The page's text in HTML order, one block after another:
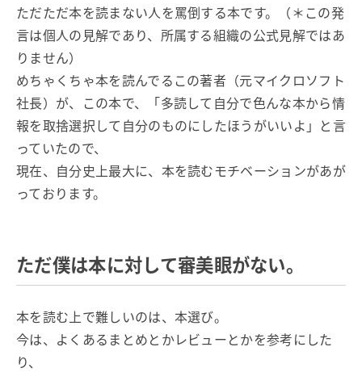
ただただ本を読まない人を罵倒する本です。（＊この発
言は個人の見解であり、所属する組織の公式見解ではあ
りません）
めちゃくちゃ本を読んでるこの著者（元マイクロソフト
社長）が、この本で、「多読して自分で色んな本から情
報を取捨選択して自分のものにしたほうがいいよ」と言
っていたので、
現在、自分史上最大に、本を読むモチベーションがあが
っております。
ただ僕は本に対して審美眼がない。
本を読む上で難しいのは、本選び。
今は、よくあるまとめとかレビューとかを参考にした
り、